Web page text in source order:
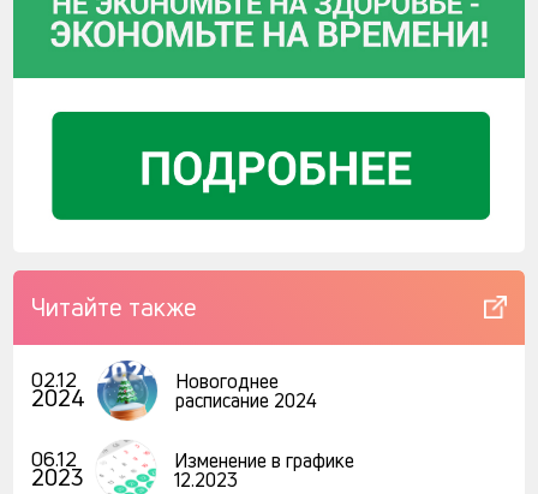
Читайте также
02.12
2024
Новогоднее
расписание 2024
06.12
2023
Изменение в графике
12.2023